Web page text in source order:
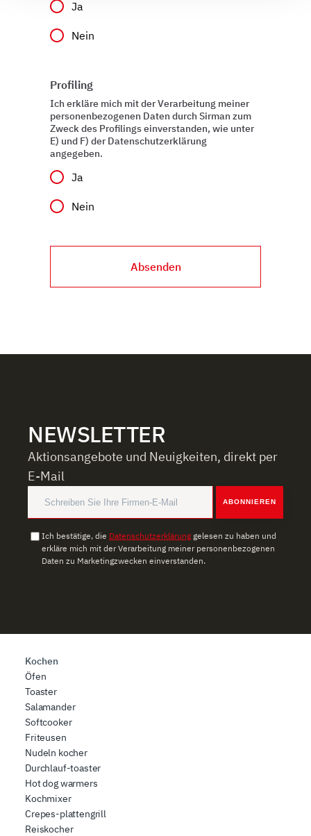
Wir verwenden Cookies, um Inhalte und Anzeigen zu
zu können und die Zugriffe auf unsere Website zu
soziale Medien, Werbung und Analysen weiter. Unsere
Partner führen diese Informationen möglicherweise mit
weiteren Daten zusammen, die Sie ihnen bereitgestellt
haben oder die sie im Rahmen Ihrer Nutzung der Dienste
gesammelt haben.
Ja
Nein
Profiling
Ich erkläre mich mit der Verarbeitung meiner
personenbezogenen Daten durch Sirman zum
Zweck des Profilings einverstanden, wie unter
E) und F) der Datenschutzerklärung
angegeben.
Ja
Nein
Absenden
NEWSLETTER
Aktionsangebote und Neuigkeiten, direkt per
E-Mail
ABONNIEREN
Ich bestätige, die Datenschutzerklärung gelesen zu haben und
erkläre mich mit der Verarbeitung meiner personenbezogenen
Daten zu Marketingzwecken einverstanden.
Kochen
Öfen
Toaster
Salamander
Softcooker
Friteusen
Nudeln kocher
Durchlauf-toaster
Hot dog warmers
Kochmixer
Crepes-plattengrill
Reiskocher